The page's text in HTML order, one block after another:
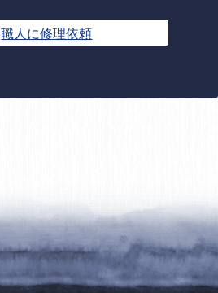
職人に修理依頼